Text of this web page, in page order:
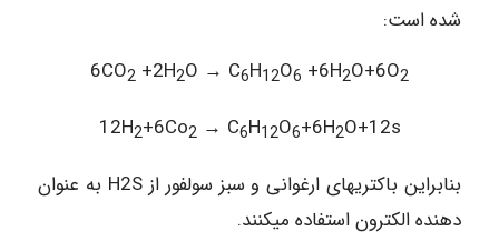
شده است:
6CO2 +2H2O → C6H12O6 +6H2O+6O2
12H2+6Co2 → C6H12O6+6H2O+12s
بنابراین باکتریهای ارغوانی و سبز سولفور از H2S به عنوان
دهنده الکترون استفاده میکنند.